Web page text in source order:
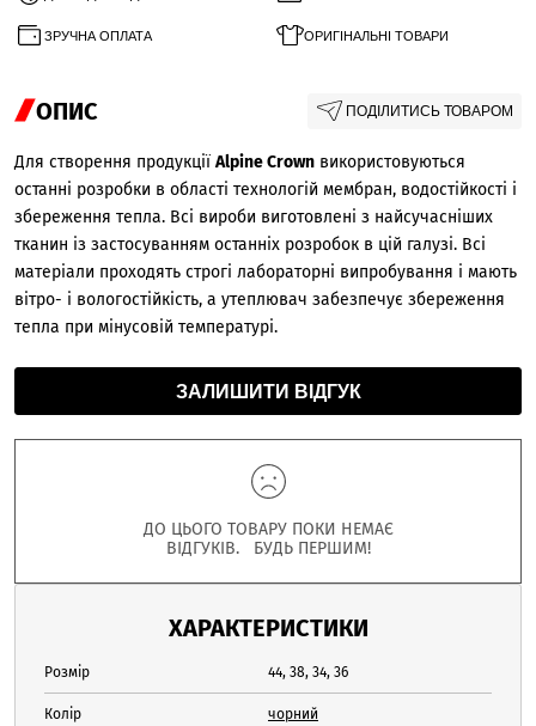
ЗРУЧНА ОПЛАТА ОРИГІНАЛЬНІ ТОВАРИ
ОПИС ПОДІЛИТИСЬ ТОВАРОМ
Для створення продукції Alpine Crown використовуються
останні розробки в області технологій мембран, водостійкості і
збереження тепла. Всі вироби виготовлені з найсучасніших
тканин із застосуванням останніх розробок в цій галузі. Всі
матеріали проходять строгі лабораторні випробування і мають
вітро- і вологостійкість, а утеплювач забезпечує збереження
тепла при мінусовій температурі.
ЗАЛИШИТИ ВІДГУК
ДО ЦЬОГО ТОВАРУ ПОКИ НЕМАЄ
ВІДГУКІВ. БУДЬ ПЕРШИМ!
ХАРАКТЕРИСТИКИ
Розмір 44, 38, 34, 36
Колір чорний